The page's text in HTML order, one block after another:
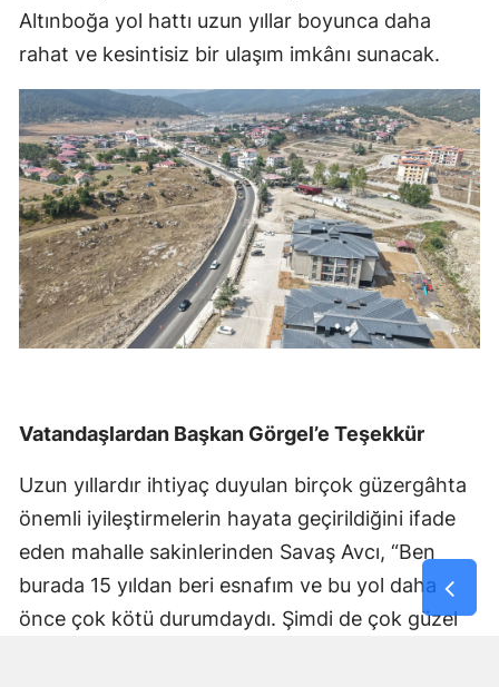
Altınboğa yol hattı uzun yıllar boyunca daha
rahat ve kesintisiz bir ulaşım imkânı sunacak.
Vatandaşlardan Başkan Görgel’e Teşekkür
Uzun yıllardır ihtiyaç duyulan birçok güzergâhta
önemli iyileştirmelerin hayata geçirildiğini ifade
eden mahalle sakinlerinden Savaş Avcı, “Ben
burada 15 yıldan beri esnafım ve bu yol daha
önce çok kötü durumdaydı. Şimdi de çok güzel